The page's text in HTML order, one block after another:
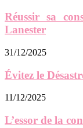
Réussir sa
Lanester
31/12/2025
Évitez le
11/12/2025
L’essor de la